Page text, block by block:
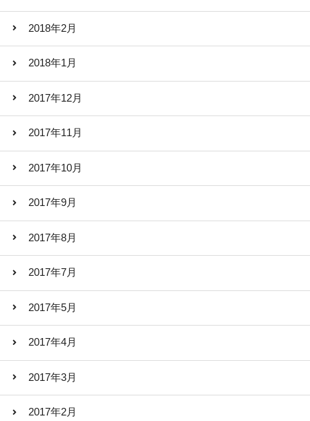
2018年2月
2018年1月
2017年12月
2017年11月
2017年10月
2017年9月
2017年8月
2017年7月
2017年5月
2017年4月
2017年3月
2017年2月